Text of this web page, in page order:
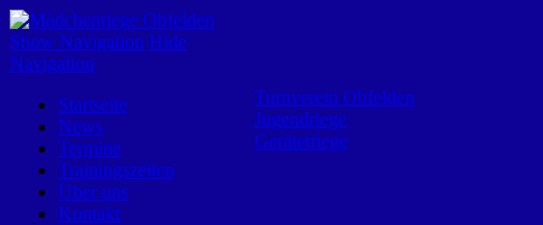
Turnverein Obfelden
Jugendriege
Gerätetriege
Show Navigation Hide
Navigation
Startseite
News
Termine
Trainingszeiten
Über uns
Kontakt